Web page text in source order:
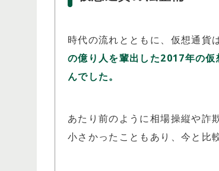
時代の流れとともに、仮想通貨
の億り人を輩出した2017年の
んでした。
あたり前のように相場操縦や詐
小さかったこともあり、今と比